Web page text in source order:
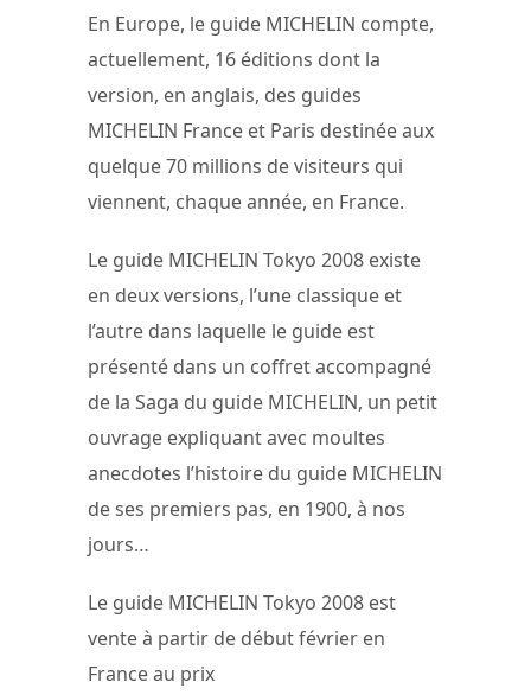
En Europe, le guide MICHELIN compte,
actuellement, 16 éditions dont la
version, en anglais, des guides
MICHELIN France et Paris destinée aux
quelque 70 millions de visiteurs qui
viennent, chaque année, en France.
Le guide MICHELIN Tokyo 2008 existe
en deux versions, l’une classique et
l’autre dans laquelle le guide est
présenté dans un coffret accompagné
de la Saga du guide MICHELIN, un petit
ouvrage expliquant avec moultes
anecdotes l’histoire du guide MICHELIN
de ses premiers pas, en 1900, à nos
jours…
Le guide MICHELIN Tokyo 2008 est
vente à partir de début février en
France au prix